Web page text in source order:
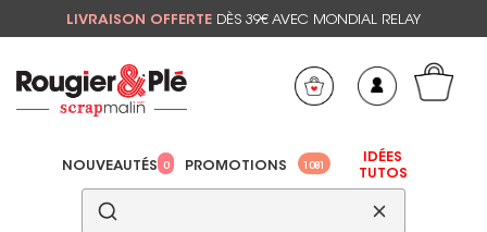
LIVRAISON OFFERTE DÈS 39€ AVEC MONDIAL RELAY
NOUVEAUTÉS 0 PROMOTIONS 1081
IDÉES
TUTOS